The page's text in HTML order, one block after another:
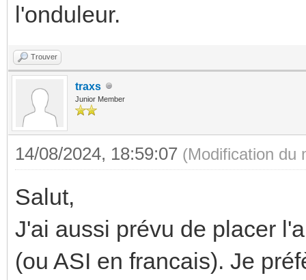
l'onduleur.
Trouver
traxs
Junior Member
14/08/2024, 18:59:07 (Modification du
Salut,
J'ai aussi prévu de placer
(ou ASI en francais). Je